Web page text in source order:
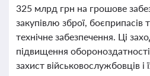
325 млрд грн на грошове
закупівлю зброї, боєприпасів
технічне забезпечення. Ці
підвищення
захист військовослужбовців і